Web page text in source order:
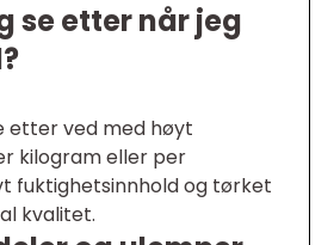
se etter når jeg
etter ved med høyt
kilogram eller per
fuktighetsinnhold og tørket
kvalitet.